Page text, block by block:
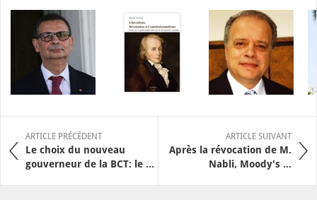
ARTICLE PRÉCÉDENT
Le choix du nouveau
gouverneur de la BCT: le ...
ARTICLE SUIVANT
Après la révocation de M.
Nabli, Moody's ...